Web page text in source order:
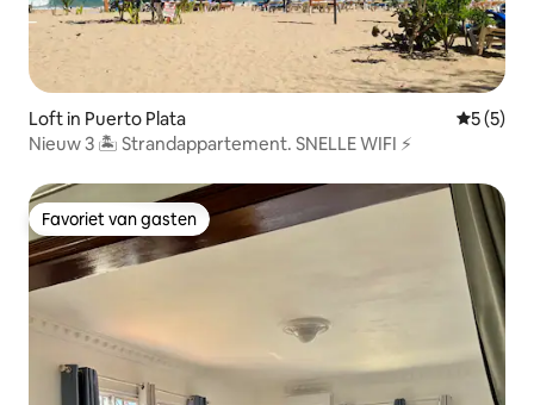
Loft in Puerto Plata
5 (5)
Nieuw 3 🏝 Strandappartement. SNELLE WIFI ⚡️
Favoriet van gasten
Favoriet van gasten